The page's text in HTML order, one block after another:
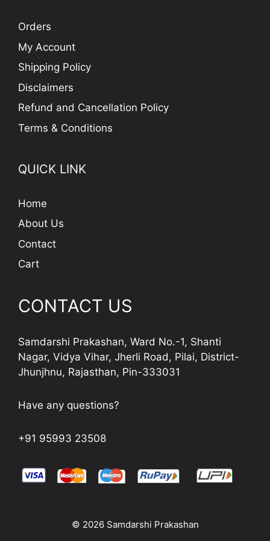
Orders
My Account
Shipping Policy
Disclaimers
Refund and Cancellation Policy
Terms & Conditions
QUICK LINK
Home
About Us
Contact
Cart
CONTACT US
Samdarshi Prakashan, Ward No.-1, Shanti
Nagar, Vidya Vihar, Jherli Road, Pilai, District-
Jhunjhnu, Rajasthan, Pin-333031
Have any questions?
+91 95993 23508
© 2026 Samdarshi Prakashan